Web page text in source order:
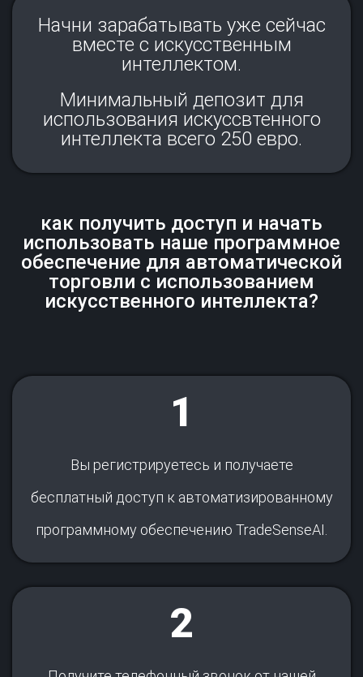
Начни зарабатывать уже сейчас
вместе с искусственным
интеллектом.
Минимальный депозит для
использования искуссвтенного
интеллекта всего 250 евро.
как получить доступ и начать
использовать наше программное
обеспечение для автоматической
торговли с использованием
искусственного интеллекта?
1
Вы регистрируетесь и получаете
бесплатный доступ к автоматизированному
программному обеспечению TradeSenseAI.
2